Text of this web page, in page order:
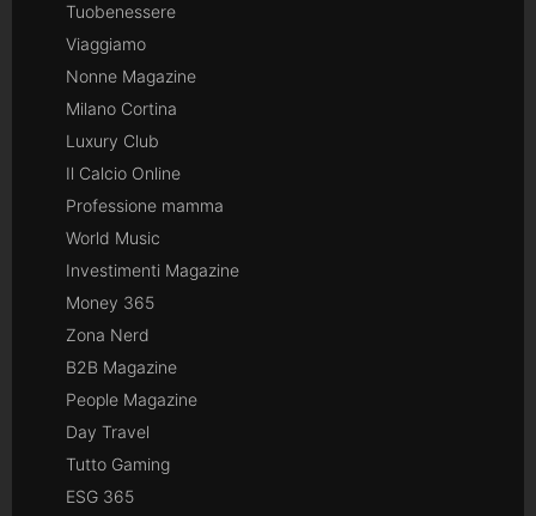
Tuobenessere
Viaggiamo
Nonne Magazine
Milano Cortina
Luxury Club
Il Calcio Online
Professione mamma
World Music
Investimenti Magazine
Money 365
Zona Nerd
B2B Magazine
People Magazine
Day Travel
Tutto Gaming
ESG 365